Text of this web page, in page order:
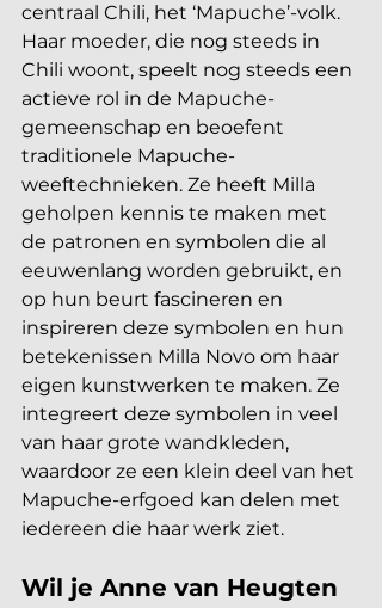
centraal Chili, het ‘Mapuche’-volk.
Haar moeder, die nog steeds in
Chili woont, speelt nog steeds een
actieve rol in de Mapuche-
gemeenschap en beoefent
traditionele Mapuche-
weeftechnieken. Ze heeft Milla
geholpen kennis te maken met
de patronen en symbolen die al
eeuwenlang worden gebruikt, en
op hun beurt fascineren en
inspireren deze symbolen en hun
betekenissen Milla Novo om haar
eigen kunstwerken te maken. Ze
integreert deze symbolen in veel
van haar grote wandkleden,
waardoor ze een klein deel van het
Mapuche-erfgoed kan delen met
iedereen die haar werk ziet.
Wil je Anne van Heugten